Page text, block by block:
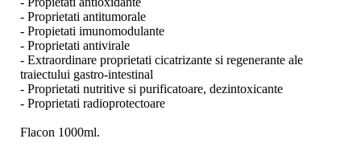
- Proprietati antitumorale
- Propietati imunomodulante
- Proprietati antivirale
- Extraordinare proprietati cicatrizante si regenerante ale
traiectului gastro-intestinal
- Proprietati nutritive si purificatoare, dezintoxicante
- Proprietati radioprotectoare
Flacon 1000ml.